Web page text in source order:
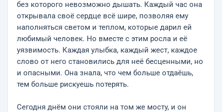
без которого невозможно дышать. Каждый час она
открывала своё сердце всё шире, позволяя ему
наполняться светом и теплом, которые дарил ей
любимый человек. Но вместе с этим росла и её
уязвимость. Каждая улыбка, каждый жест, каждое
слово от него становились для неё бесценными, но
и опасными. Она знала, что чем больше отдаёшь,
тем больше рискуешь потерять.
Сегодня днём они стояли на том же мосту, и он